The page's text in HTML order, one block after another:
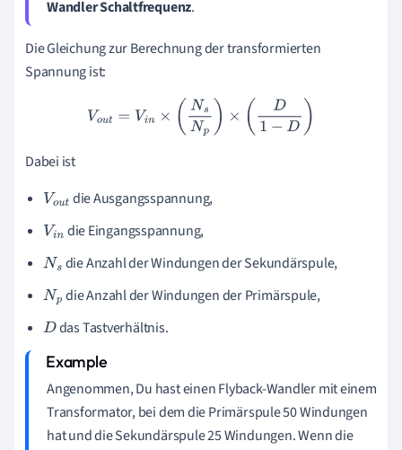
Wandler Schaltfrequenz.
Die Gleichung zur Berechnung der transformierten
Spannung ist:
V ou =Vi n× (NsN p ×(D 1 )
Dabei ist
Vou
t
die Ausgangsspannung,
Vin die Eingangsspannung,
Ns die Anzahl der Windungen der Sekundärspule,
Np die Anzahl der Windungen der Primärspule,
D das Tastverhältnis.
Angenommen, Du hast einen Flyback-Wandler mit einem
Transformator, bei dem die Primärspule 50 Windungen
hat und die Sekundärspule 25 Windungen. Wenn die